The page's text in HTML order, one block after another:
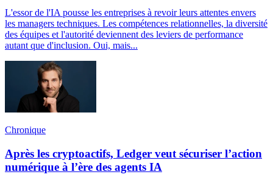
L'essor de l'IA pousse les entreprises à revoir leurs attentes envers
les managers techniques. Les compétences relationnelles, la diversité
des équipes et l'autorité deviennent des leviers de performance
autant que d'inclusion. Oui, mais...
Chronique
Après les cryptoactifs, Ledger veut sécuriser l’action
numérique à l’ère des agents IA